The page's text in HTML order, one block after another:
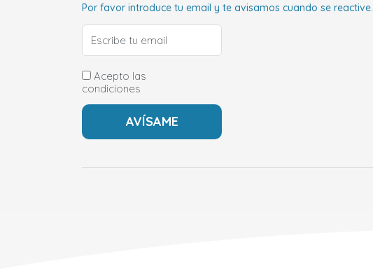
Por favor introduce tu email y te avisamos cuando se reactive.
Acepto las
condiciones